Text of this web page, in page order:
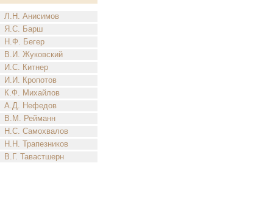
Л.Н. Анисимов
Я.С. Барш
Н.Ф. Бегер
В.И. Жуковский
И.С. Китнер
И.И. Кропотов
К.Ф. Михайлов
А.Д. Нефедов
В.М. Рейманн
Н.С. Самохвалов
Н.Н. Трапезников
В.Г. Тавастшерн